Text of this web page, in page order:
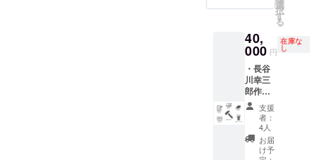
は、完
いたし
ます
（2020
年3月末
まで
に、新
品を桐
箱に入
れて発
送する
予定で
のクレ
記入く
ださ
い）。
※お届
けは、
2019年
12月中
旬の予
定です
（切出
小刀は
合は、
必ず備
考欄に
ご希望
のお名
前をご
記入く
ださ
い）。
※巻末
には、
にお届
けいた
（うち1
部に著
者両氏
のサイ
ンをい
たしま
す。為
書きの
熱、
300ml
） ・著
者両氏
の直筆
お礼状
・巻末
お名前
クレ
ジット
・書籍3
選
択
す
る
40,
000 円
在庫な
し
・長谷
川幸三
郎作玄
能1個
（柄な
し。重
量・形
などは
支援
者：
4人
お届
け予